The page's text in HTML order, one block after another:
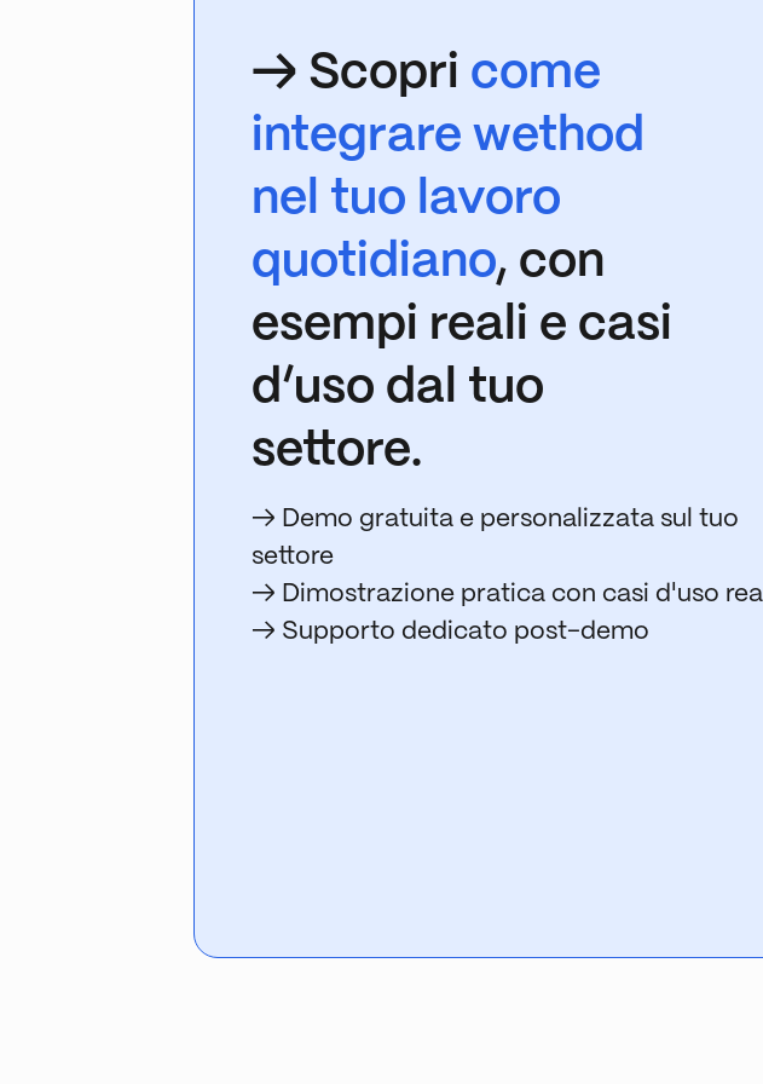
→ Scopri come
integrare wethod
nel tuo lavoro
quotidiano, con
esempi reali e casi
d’uso dal tuo
settore.
→ Demo gratuita e personalizzata sul tuo
settore
→ Dimostrazione pratica con casi d'uso
→ Supporto dedicato post-demo